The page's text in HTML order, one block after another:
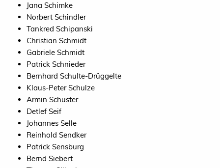
Jana Schimke
Norbert Schindler
Tankred Schipanski
Christian Schmidt
Gabriele Schmidt
Patrick Schnieder
Bernhard Schulte-Drüggelte
Klaus-Peter Schulze
Armin Schuster
Detlef Seif
Johannes Selle
Reinhold Sendker
Patrick Sensburg
Bernd Siebert